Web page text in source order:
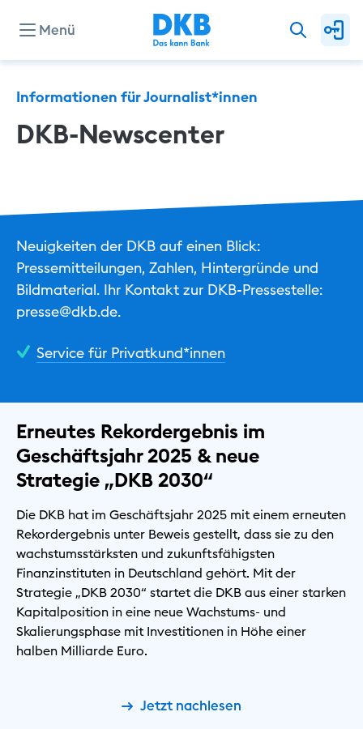
Menü
Unternehmen
Investor Relations
Privat
Geschäftlich
Nachhaltig
Informationen für Journalist*innen
DKB-Newscenter
Neuigkeiten der DKB auf einen Blick:
Pressemitteilungen, Zahlen, Hintergründe und
Bildmaterial. Ihr Kontakt zur DKB-Pressestelle:
presse@dkb.de.
Service für Privatkund*innen
Erneutes Rekordergebnis im
Geschäftsjahr 2025 & neue
Strategie „DKB 2030“
Die DKB hat im Geschäftsjahr 2025 mit einem erneuten
Rekordergebnis unter Beweis gestellt, dass sie zu den
wachstumsstärksten und zukunftsfähigsten
Finanzinstituten in Deutschland gehört. Mit der
Strategie „DKB 2030“ startet die DKB aus einer starken
Kapitalposition in eine neue Wachstums- und
Skalierungsphase mit Investitionen in Höhe einer
halben Milliarde Euro.
Jetzt nachlesen